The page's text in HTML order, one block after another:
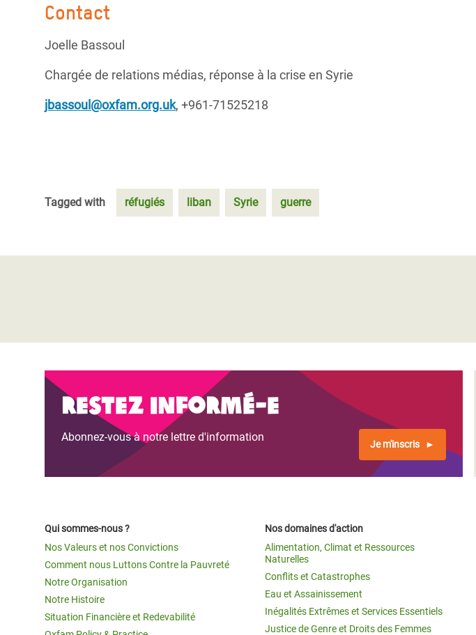
Contact
Joelle Bassoul
Chargée de relations médias, réponse à la crise en Syrie
jbassoul@oxfam.org.uk, +961-71525218
Tagged with réfugiés liban Syrie guerre
Restez informé-e
Abonnez-vous à notre lettre d'information
Je m'inscris
Qui sommes-nous ?
Nos Valeurs et nos Convictions
Comment nous Luttons Contre la Pauvreté
Notre Organisation
Notre Histoire
Situation Financière et Redevabilité
Nos domaines d'action
Alimentation, Climat et Ressources
Naturelles
Conflits et Catastrophes
Eau et Assainissement
Inégalités Extrêmes et Services Essentiels
Justice de Genre et Droits des Femmes